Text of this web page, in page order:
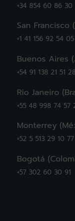
+34 854 60 86 30
San Francisco
+1 41 156 92 54 05
Buenos Aires
+54 91 138 21 51 28
Rio Janeiro
+55 48 998 74 57
Monterrey
+52 5 513 29 10 77
Bogotá
+57 302 60 30 91